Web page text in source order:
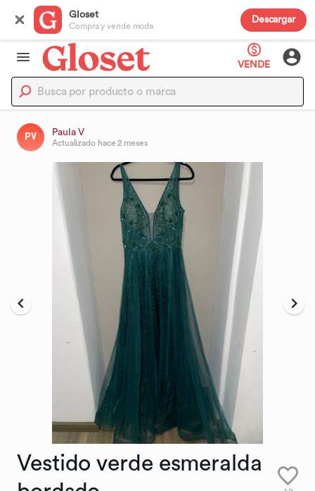
Gloset
Compra y vende moda
Descargar
VENDE
PV Paula V
Actualizado hace 2 meses
Vestido verde esmeralda